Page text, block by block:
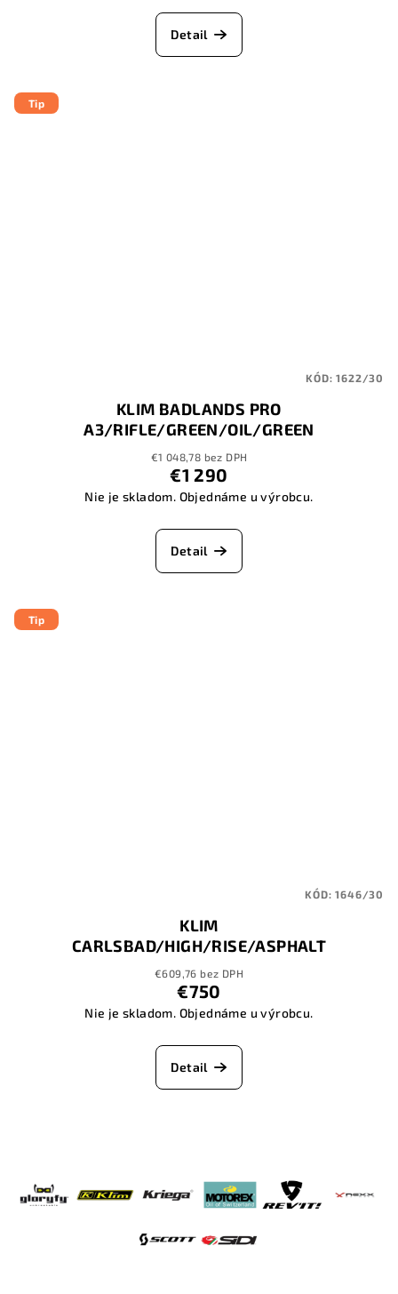
Detail
Tip
KLIM BADLANDS PRO
A3/RIFLE/GREEN/OIL/GREEN
€1 048,78 bez DPH
€1 290
Nie je skladom. Objednáme u výrobcu.
Detail
KÓD:1622/30
Tip
KLIM
CARLSBAD/HIGH/RISE/ASPHALT
€609,76 bez DPH
€750
Nie je skladom. Objednáme u výrobcu.
Detail
KÓD:1646/30